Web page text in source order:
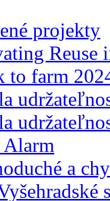
projekty
Reuse
to farm
a